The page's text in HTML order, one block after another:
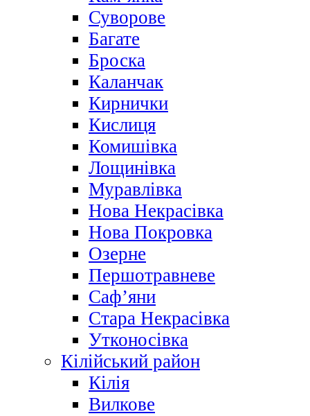
Суворове
Багате
Броска
Каланчак
Кирнички
Кислиця
Комишівка
Лощинівка
Муравлівка
Нова Некрасівка
Нова Покровка
Озерне
Першотравневе
Саф’яни
Стара Некрасівка
Утконосівка
Кілійський район
Кілія
Вилкове